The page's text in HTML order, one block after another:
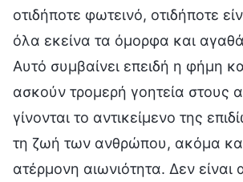
οτιδήποτε φωτεινό, οτιδήποτε
όλα εκείνα τα όμορφα και
Αυτό συμβαίνει επειδή η φήμη
ασκούν τρομερή γοητεία στους
γίνονται το αντικείμενο της
τη ζωή των ανθρώπου, ακόμα
ατέρμονη αιωνιότητα. Δεν είναι